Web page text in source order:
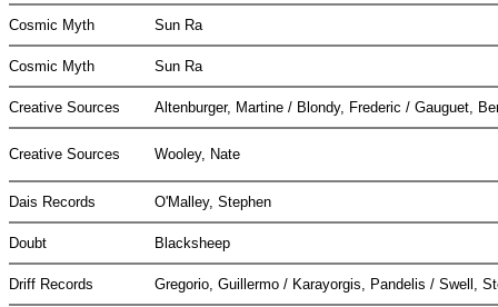
Cosmic Myth Sun Ra
Cosmic Myth Sun Ra
Creative Sources Altenburger, Martine / Blondy, Frederic / Gauguet,
Creative Sources Wooley, Nate
Dais Records O'Malley, Stephen
Doubt Blacksheep
Driff Records Gregorio, Guillermo / Karayorgis, Pandelis / Swell,